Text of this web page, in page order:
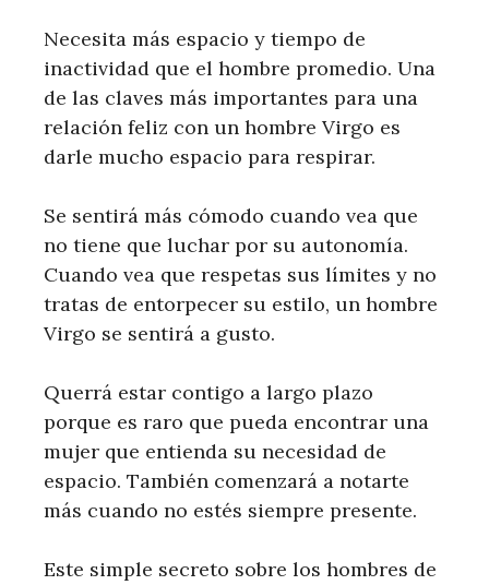
Necesita más espacio y tiempo de
inactividad que el hombre promedio. Una
de las claves más importantes para una
relación feliz con un hombre Virgo es
darle mucho espacio para respirar.
Se sentirá más cómodo cuando vea que
no tiene que luchar por su autonomía.
Cuando vea que respetas sus límites y no
tratas de entorpecer su estilo, un hombre
Virgo se sentirá a gusto.
Querrá estar contigo a largo plazo
porque es raro que pueda encontrar una
mujer que entienda su necesidad de
espacio. También comenzará a notarte
más cuando no estés siempre presente.
Este simple secreto sobre los hombres de